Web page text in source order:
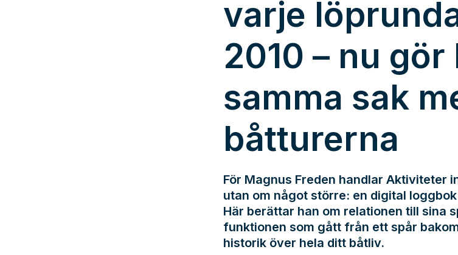
varje
2010 – nu gör
samma sak
båtturerna
För Magnus Freden handlar Aktiviteter
utan om något större: en digital
Här berättar han om relationen till sina
funktionen som gått från ett spår
historik över hela ditt båtliv.